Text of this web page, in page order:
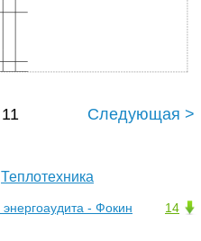
Следующая >
Теплотехника
14
- Фокин